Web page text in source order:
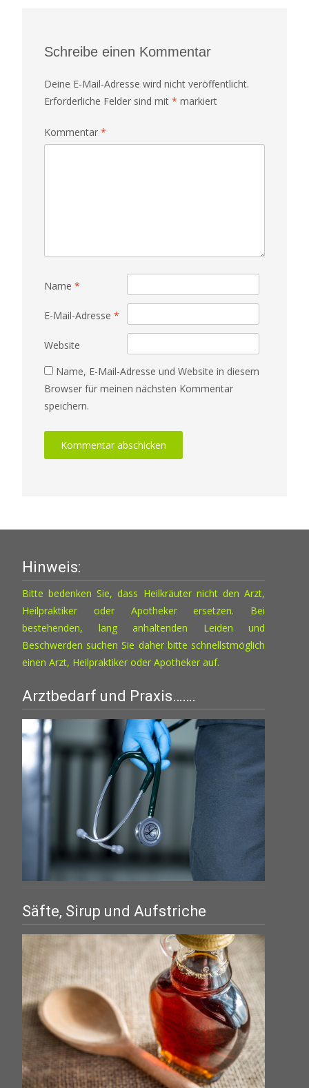
Schreibe einen Kommentar
Deine E-Mail-Adresse wird nicht veröffentlicht.
Erforderliche Felder sind mit * markiert
Kommentar *
Name *
E-Mail-Adresse *
Website
Name, E-Mail-Adresse und Website in diesem
Browser für meinen nächsten Kommentar
speichern.
Hinweis:
Bitte bedenken Sie, dass Heilkräuter nicht den Arzt,
Heilpraktiker oder Apotheker ersetzen. Bei
bestehenden, lang anhaltenden Leiden und
Beschwerden suchen Sie daher bitte schnellstmöglich
einen Arzt, Heilpraktiker oder Apotheker auf.
Arztbedarf und Praxis…….
Säfte, Sirup und Aufstriche